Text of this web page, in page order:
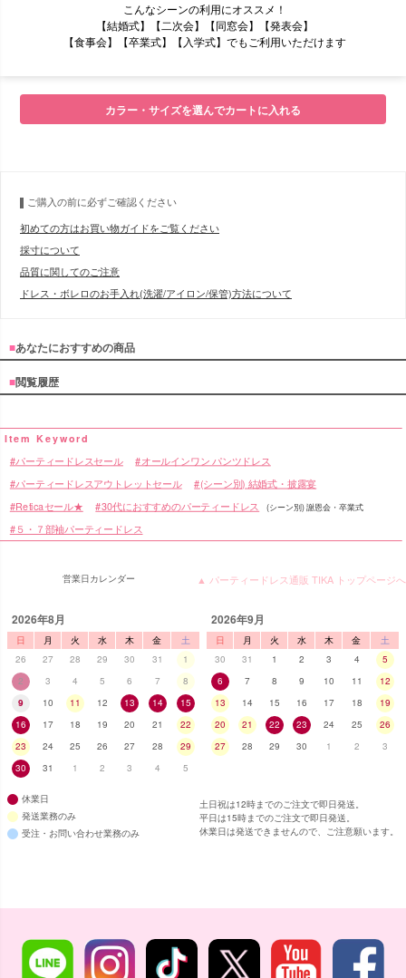
こんなシーンの利用にオススメ！
【結婚式】【二次会】【同窓会】【発表会】
【食事会】【卒業式】【入学式】でもご利用いただけます
■サイズ表
カラー・サイズを選んでカートに入れる
ご購入の前に必ずご確認ください
初めての方はお買い物ガイドをご覧ください
採寸について
品質に関してのご注意
ドレス・ボレロのお手入れ(洗濯/アイロン/保管)方法について
■あなたにおすすめの商品
■閲覧履歴
パーティードレスセール オールインワン パンツドレス
パーティードレスアウトレットセール (シーン別) 結婚式・披露宴
Reticaセール★ 30代におすすめのパーティードレス (シーン別) 謝恩会・卒業式
５・７部袖パーティードレス
▲ パーティードレス通販 TIKA トップページへ
営業日カレンダー
2026年8月
日 月 火 水 木 金
土
26
27 28 29 30 31
1
2
3 4 5 6 7
8
9
10 11 12 13 14
15
16
17 18 19 20 21
22
23
24 25 26 27 28
29
30
31 1 2 3 4 5
2026年9月
日 月 火 水 木 金
土
30
31 1 2 3 4
5
6
7 8 9 10 11
12
13
14 15 16 17 18
19
20
21 22 23 24 25
26
27
28 29 30 1 2 3
休業日
発送業務のみ
受注・お問い合わせ業務のみ
土日祝は12時までのご注文で即日発送。
平日は15時までのご注文で即日発送。
休業日は発送できませんので、ご注意願います。